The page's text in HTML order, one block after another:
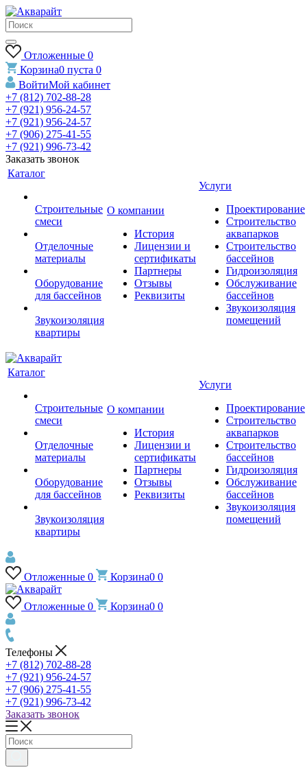
Отложенные 0
Корзина0 пуста 0
ВойтиМой кабинет
+7 (812) 702-88-28
+7 (921) 956-24-57
+7 (921) 956-24-57
+7 (906) 275-41-55
+7 (921) 996-73-42
Заказать звонок
Каталог
Строительные
смеси
Отделочные
материалы
Оборудование
для бассейнов
Звукоизоляция
квартиры
О компании
История
Лицензии и
сертификаты
Партнеры
Отзывы
Реквизиты
Услуги
Проектирование
Строительство
аквапарков
Строительство
бассейнов
Гидроизоляция
Обслуживание
бассейнов
Звукоизоляция
помещений
Каталог
Строительные
смеси
Отделочные
материалы
Оборудование
для бассейнов
Звукоизоляция
квартиры
О компании
История
Лицензии и
сертификаты
Партнеры
Отзывы
Реквизиты
Услуги
Проектирование
Строительство
аквапарков
Строительство
бассейнов
Гидроизоляция
Обслуживание
бассейнов
Звукоизоляция
помещений
Отложенные 0 Корзина0 0
Отложенные 0 Корзина0 0
Телефоны
+7 (812) 702-88-28
+7 (921) 956-24-57
+7 (906) 275-41-55
+7 (921) 996-73-42
Заказать звонок